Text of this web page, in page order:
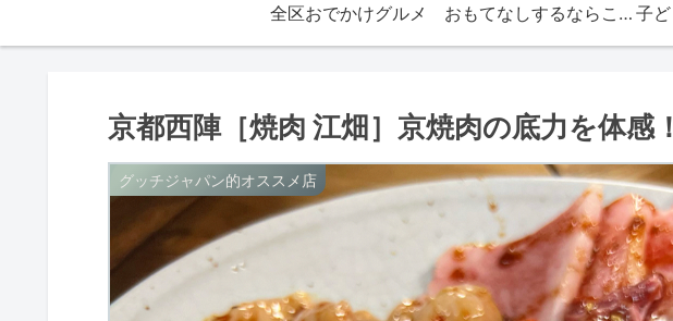
全区おでかけグルメ おもてなしするならこの店
京都西陣［焼肉 江畑］京焼肉の底力を体感！
グッチジャパン的オススメ店